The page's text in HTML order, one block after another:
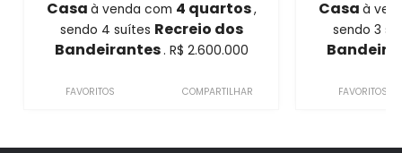
Casa à venda com 4 quartos,
sendo 4 suítes Recreio dos
Bandeirantes. R$ 2.600.000
FAVORITOS COMPARTILHAR
Casa à
sendo 3
FAVORITOS